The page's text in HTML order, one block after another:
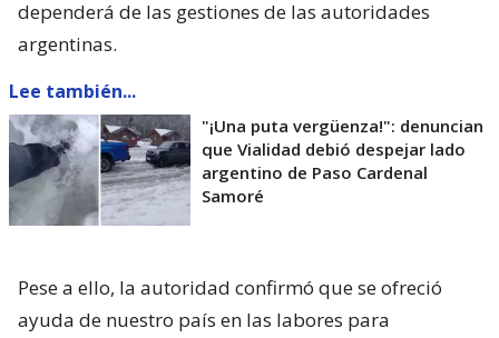
dependerá de las gestiones de las autoridades
argentinas.
Lee también...
"¡Una puta vergüenza!": denuncian
que Vialidad debió despejar lado
argentino de Paso Cardenal
Samoré
Pese a ello, la autoridad confirmó que se ofreció
ayuda de nuestro país en las labores para